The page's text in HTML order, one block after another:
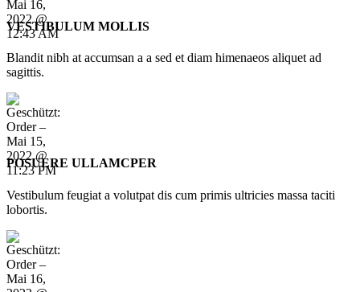
VESTIBULUM MOLLIS
Blandit nibh at accumsan a a sed et diam himenaeos aliquet ad
sagittis.
POSUERE ULLAMCPER
Vestibulum feugiat a volutpat dis cum primis ultricies massa taciti
lobortis.